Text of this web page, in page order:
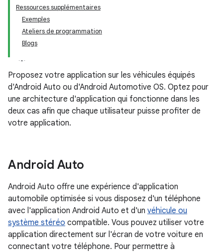
Ressources supplémentaires
Exemples
Ateliers de programmation
Blogs
Proposez votre application sur les véhicules équipés
d'Android Auto ou d'Android Automotive OS. Optez pour
une architecture d'application qui fonctionne dans les
deux cas afin que chaque utilisateur puisse profiter de
votre application.
Android Auto
Android Auto offre une expérience d'application
automobile optimisée si vous disposez d'un téléphone
avec l'application Android Auto et d'un véhicule ou
système stéréo compatible. Vous pouvez utiliser votre
application directement sur l'écran de votre voiture en
connectant votre téléphone. Pour permettre à